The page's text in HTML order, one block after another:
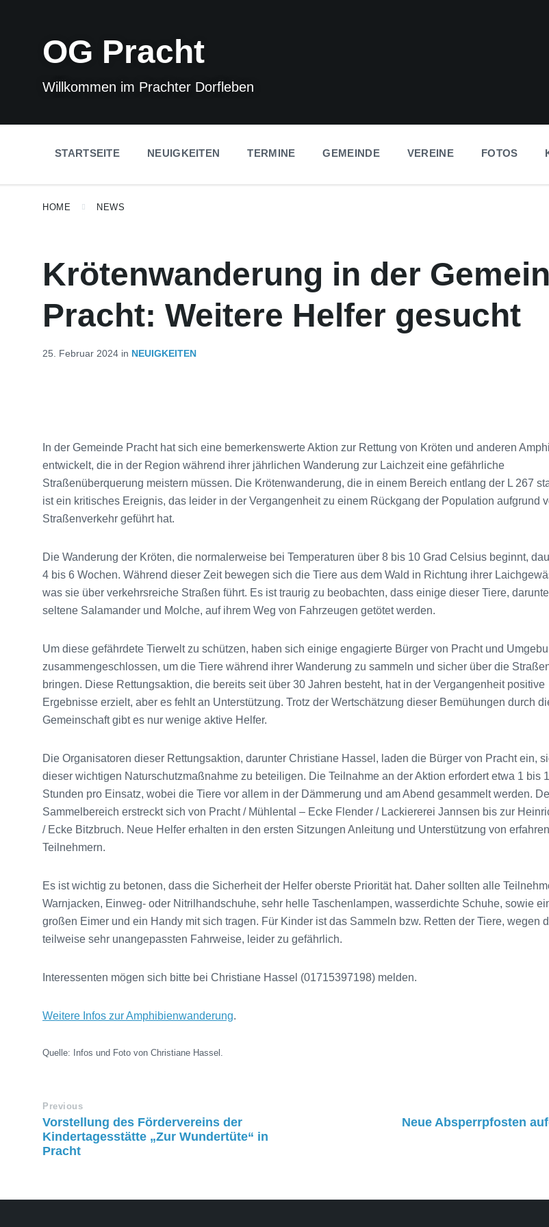
navigationOG Pracht
Willkommen im Prachter Dorfleben
STARTSEITE NEUIGKEITEN TERMINE GEMEINDE VEREINE FOTOS
HOME NEWS
Krötenwanderung in der
Pracht: Weitere Helfer gesucht
25. Februar 2024 in NEUIGKEITEN
In der Gemeinde Pracht hat sich eine bemerkenswerte Aktion zur Rettung von Kröten und anderen
entwickelt, die in der Region während ihrer jährlichen Wanderung zur Laichzeit eine gefährliche
Straßenüberquerung meistern müssen. Die Krötenwanderung, die in einem Bereich entlang der L 267
ist ein kritisches Ereignis, das leider in der Vergangenheit zu einem Rückgang der Population aufgrund
Straßenverkehr geführt hat.
Die Wanderung der Kröten, die normalerweise bei Temperaturen über 8 bis 10 Grad Celsius beginnt,
4 bis 6 Wochen. Während dieser Zeit bewegen sich die Tiere aus dem Wald in Richtung ihrer
was sie über verkehrsreiche Straßen führt. Es ist traurig zu beobachten, dass einige dieser Tiere,
seltene Salamander und Molche, auf ihrem Weg von Fahrzeugen getötet werden.
Um diese gefährdete Tierwelt zu schützen, haben sich einige engagierte Bürger von Pracht und
zusammengeschlossen, um die Tiere während ihrer Wanderung zu sammeln und sicher über die
bringen. Diese Rettungsaktion, die bereits seit über 30 Jahren besteht, hat in der Vergangenheit positive
Ergebnisse erzielt, aber es fehlt an Unterstützung. Trotz der Wertschätzung dieser Bemühungen durch
Gemeinschaft gibt es nur wenige aktive Helfer.
Die Organisatoren dieser Rettungsaktion, darunter Christiane Hassel, laden die Bürger von Pracht ein,
dieser wichtigen Naturschutzmaßnahme zu beteiligen. Die Teilnahme an der Aktion erfordert etwa 1 bis
Stunden pro Einsatz, wobei die Tiere vor allem in der Dämmerung und am Abend gesammelt werden.
Sammelbereich erstreckt sich von Pracht / Mühlental – Ecke Flender / Lackiererei Jannsen bis zur
/ Ecke Bitzbruch. Neue Helfer erhalten in den ersten Sitzungen Anleitung und Unterstützung von
Teilnehmern.
Es ist wichtig zu betonen, dass die Sicherheit der Helfer oberste Priorität hat. Daher sollten alle
Warnjacken, Einweg- oder Nitrilhandschuhe, sehr helle Taschenlampen, wasserdichte Schuhe, sowie
großen Eimer und ein Handy mit sich tragen. Für Kinder ist das Sammeln bzw. Retten der Tiere, wegen
teilweise sehr unangepassten Fahrweise, leider zu gefährlich.
Interessenten mögen sich bitte bei Christiane Hassel (01715397198) melden.
Weitere Infos zur Amphibienwanderung.
Quelle: Infos und Foto von Christiane Hassel.
Previous
Vorstellung des Fördervereins der
Kindertagesstätte „Zur Wundertüte“ in
Pracht
Neue Absperrpfosten